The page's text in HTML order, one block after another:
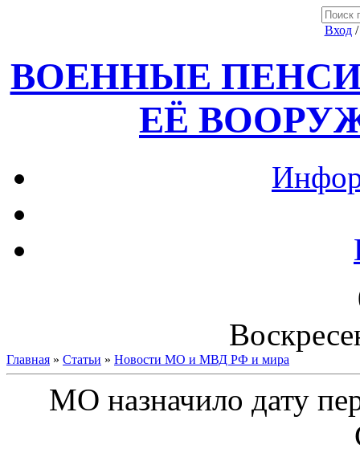
Вход
ВОЕННЫЕ
ЕЁ
Главная » Статьи » Новости МО и МВД РФ и мира
МО назначило дату